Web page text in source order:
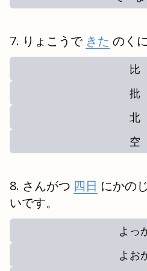
りょこうで きた のく
比
批
北
空
さんがつ 四日 にかの
いです。
よっ
よお